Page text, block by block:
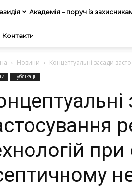
Академія – поруч із
Контакти
Новини Концептуальні засади
Публікації
при